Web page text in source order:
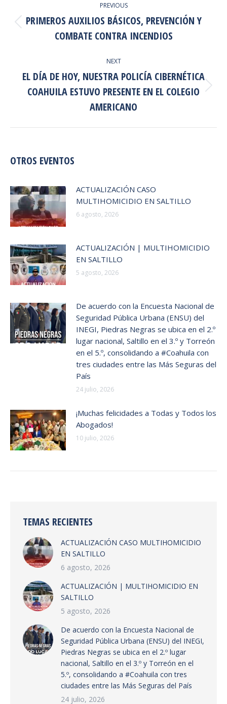
PREVIOUS
Previous
post:
PRIMEROS AUXILIOS BÁSICOS, PREVENCIÓN Y
COMBATE CONTRA INCENDIOS
NEXT
Next
post:
EL DÍA DE HOY, NUESTRA POLICÍA CIBERNÉTICA
COAHUILA ESTUVO PRESENTE EN EL COLEGIO
AMERICANO
OTROS EVENTOS
ACTUALIZACIÓN CASO
MULTIHOMICIDIO EN SALTILLO
6 agosto, 2026
ACTUALIZACIÓN | MULTIHOMICIDIO
EN SALTILLO
5 agosto, 2026
De acuerdo con la Encuesta Nacional de
Seguridad Pública Urbana (ENSU) del
INEGI, Piedras Negras se ubica en el 2.º
lugar nacional, Saltillo en el 3.º y Torreón
en el 5.º, consolidando a #Coahuila con
tres ciudades entre las Más Seguras del
País
24 julio, 2026
¡Muchas felicidades a Todas y Todos los
Abogados!
10 julio, 2026
TEMAS RECIENTES
ACTUALIZACIÓN CASO MULTIHOMICIDIO
EN SALTILLO
6 agosto, 2026
ACTUALIZACIÓN | MULTIHOMICIDIO EN
SALTILLO
5 agosto, 2026
De acuerdo con la Encuesta Nacional de
Seguridad Pública Urbana (ENSU) del INEGI,
Piedras Negras se ubica en el 2.º lugar
nacional, Saltillo en el 3.º y Torreón en el
5.º, consolidando a #Coahuila con tres
ciudades entre las Más Seguras del País
24 julio, 2026